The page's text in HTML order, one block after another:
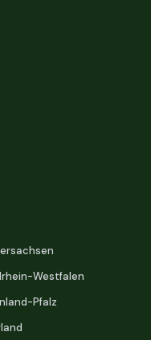
Westfalen
Pfalz